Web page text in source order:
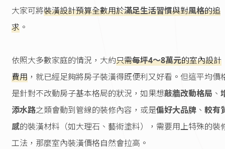
大家可將裝潢設計預算全數用於滿足生活習慣與對風格的追
求 。
依照大多數家庭的情況，大約只需每坪4～8萬元的室內設計
費用 ，就已經足夠將房子裝潢得既便利又好看。但這平均價
是針對不改動房子基本格局的狀況，如果想敲牆改動格局 、
添水路之類會動到管線的裝修內容，或是偏好大品牌 、 較有
感的裝潢材料（如大理石、藝術塗料），需要用上特殊的裝
工法，那麼室內裝潢價格自然會拉高。